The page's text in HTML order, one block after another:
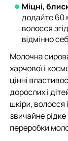
Міцні,
додайте 60
волосся
відмінно
Молочна
харчової і
цінні
дорослих і
шкіри, волосся
звичайне
переробки